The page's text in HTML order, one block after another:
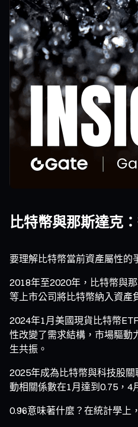
比特幣與那斯達克
要理解比特幣當前資產屬性的
2018年至2020年，比特幣與
等上市公司將比特幣納入資產
2024年1月美國現貨比特幣
性改變了需求結構，市場驅
生共振。
2025年成為比特幣與科技股
動相關係數在1月達到0.75，4
0.96意味著什麼？在統計學上